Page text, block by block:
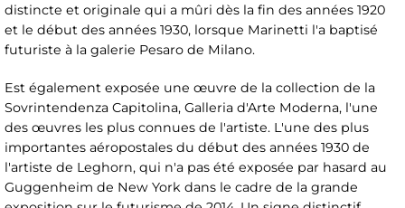
distincte et originale qui a mûri dès la fin des années 1920
et le début des années 1930, lorsque Marinetti l'a baptisé
futuriste à la galerie Pesaro de Milano.
Est également exposée une œuvre de la collection de la
Sovrintendenza Capitolina, Galleria d'Arte Moderna, l'une
des œuvres les plus connues de l'artiste. L'une des plus
importantes aéropostales du début des années 1930 de
l'artiste de Leghorn, qui n'a pas été exposée par hasard au
Guggenheim de New York dans le cadre de la grande